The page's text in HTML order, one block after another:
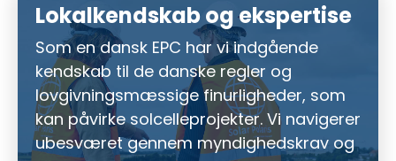
Lokalkendskab og ekspertise
Som en dansk EPC har vi indgående
kendskab til de danske regler og
lovgivningsmæssige finurligheder, som
kan påvirke solcelleprojekter. Vi navigerer
ubesværet gennem myndighedskrav og